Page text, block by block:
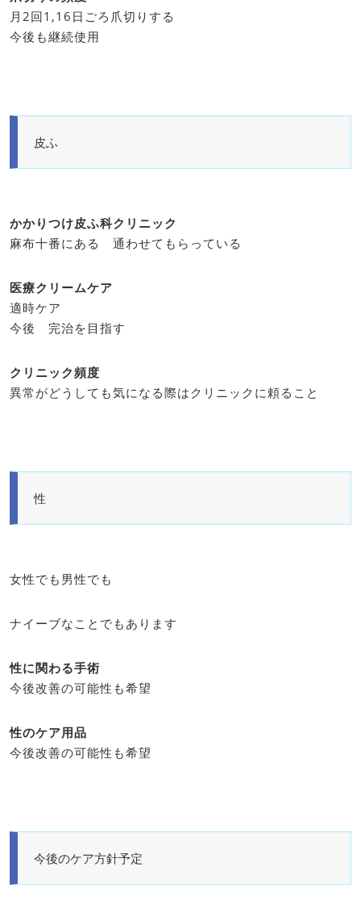
月2回1,16日ごろ爪切りする
今後も継続使用
皮ふ
かかりつけ皮ふ科クリニック
麻布十番にある 通わせてもらっている
医療クリームケア
適時ケア
今後 完治を目指す
クリニック頻度
異常がどうしても気になる際はクリニックに頼ること
性
女性でも男性でも
ナイーブなことでもあります
性に関わる手術
今後改善の可能性も希望
性のケア用品
今後改善の可能性も希望
今後のケア方針予定